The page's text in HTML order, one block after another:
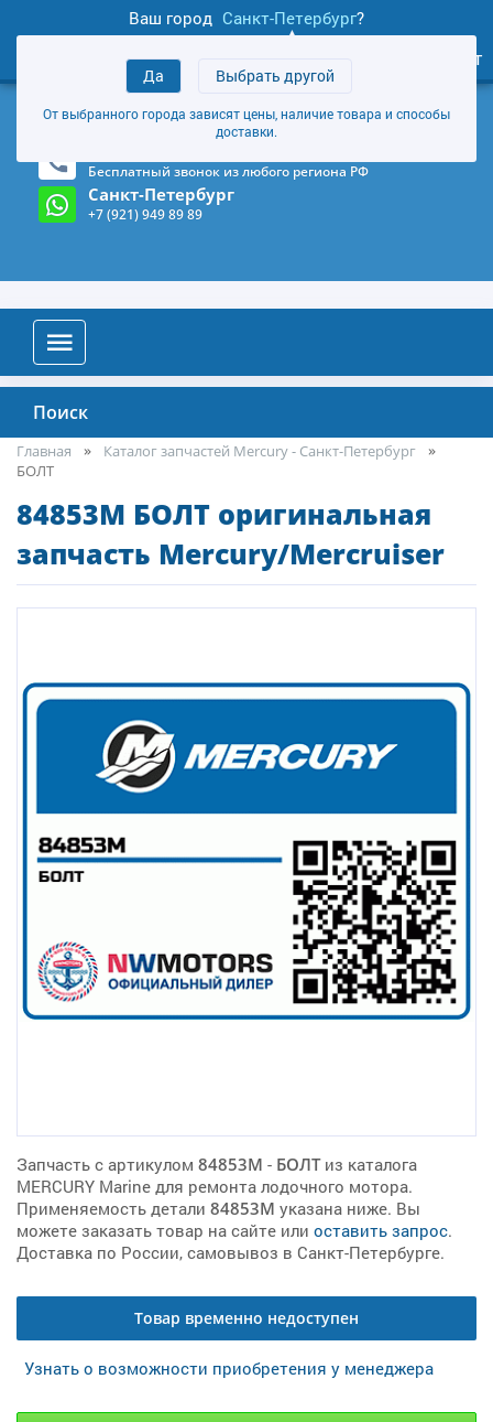
Ваш город Санкт-Петербург?
Да Выбрать другой
От выбранного города зависят цены, наличие товара и способы
доставки.
товаров
Личный кабинет
+7 (921) 949 89 89
Магазин и склад в Санкт-Петербурге (Карта)
Бесплатный звонок из любого региона РФ
Санкт-Петербург
+7 (921) 949 89 89
Поиск
Главная
Каталог запчастей Mercury - Санкт-Петербург
БОЛТ
84853M БОЛТ оригинальная
запчасть Mercury/Mercruiser
Запчасть с артикулом 84853M - БОЛТ из каталога
MERCURY Marine для ремонта лодочного мотора.
Применяемость детали 84853M указана ниже. Вы
можете заказать товар на сайте или оставить запрос.
Доставка по России, самовывоз в Санкт-Петербурге.
Товар временно недоступен
Узнать о возможности приобретения у менеджера